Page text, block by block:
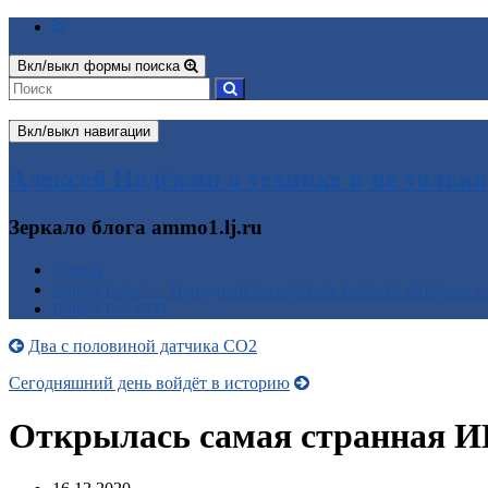
Вкл/выкл формы поиска
Вкл/выкл навигации
Алексей Надёжин о технике и не только
Зеркало блога ammo1.lj.ru
Два с половиной датчика CO2
Сегодняшний день войдёт в историю
Открылась самая странная